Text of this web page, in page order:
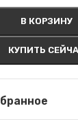
В КОРЗИНУ
КУПИТЬ